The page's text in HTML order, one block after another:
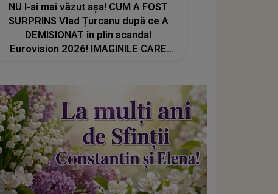
NU l-ai mai văzut așa! CUM A FOST
SURPRINS Vlad Țurcanu după ce A
DEMISIONAT în plin scandal
Eurovision 2026! IMAGINILE CARE